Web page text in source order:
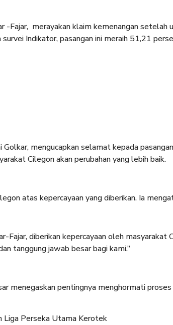
Fajar, merayakan klaim kemenangan setelah
Indikator, pasangan ini meraih 51,21
mengucapkan selamat kepada pasangan
Cilegon akan perubahan yang lebih baik.
atas kepercayaan yang diberikan. Ia
Fajar, diberikan kepercayaan oleh masyarakat
tanggung jawab besar bagi kami.”
menegaskan pentingnya menghormati
Liga Perseka Utama Kerotek